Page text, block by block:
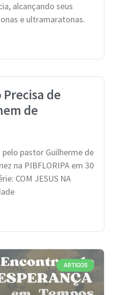
alcançando seus
e ultramaratonas.
Precisa de
de
pastor Guilherme de
na PIBFLORIPA em 30
COM JESUS NA
ARTIGOS